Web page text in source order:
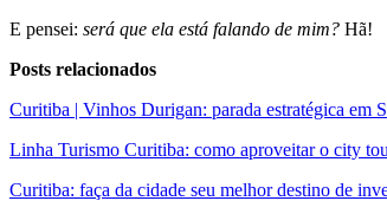
E pensei: será que ela está falando de mim? Hã!
Posts relacionados
Curitiba | Vinhos Durigan: parada estratégica em
Linha Turismo Curitiba: como aproveitar o city
Curitiba: faça da cidade seu melhor destino de